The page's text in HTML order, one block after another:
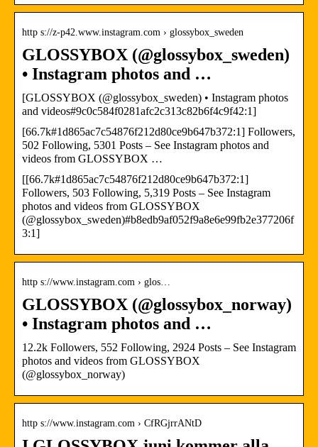
http s://z-p42.www.instagram.com › glossybox_sweden
GLOSSYBOX (@glossybox_sweden)
• Instagram photos and …
[GLOSSYBOX (@glossybox_sweden) • Instagram photos
and videos#9c0c584f0281afc2c313c82b6f4c9f42:1]
[66.7k#1d865ac7c54876f212d80ce9b647b372:1] Followers,
502 Following, 5301 Posts – See Instagram photos and
videos from GLOSSYBOX …
[[66.7k#1d865ac7c54876f212d80ce9b647b372:1]
Followers, 503 Following, 5,319 Posts – See Instagram
photos and videos from GLOSSYBOX
(@glossybox_sweden)#b8edb9af052f9a8e6e99fb2e377206f
3:1]
http s://www.instagram.com › glos…
GLOSSYBOX (@glossybox_norway)
• Instagram photos and …
12.2k Followers, 552 Following, 2924 Posts – See Instagram
photos and videos from GLOSSYBOX
(@glossybox_norway)
http s://www.instagram.com › CfRGjrrANtD